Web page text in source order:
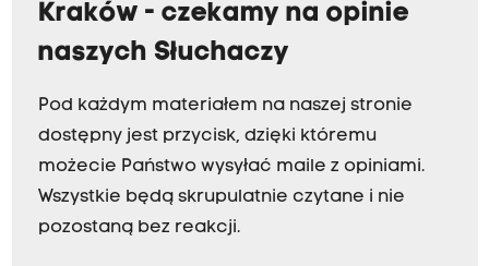
Kraków - czekamy na opinie
naszych Słuchaczy
Pod każdym materiałem na naszej stronie
dostępny jest przycisk, dzięki któremu
możecie Państwo wysyłać maile z opiniami.
Wszystkie będą skrupulatnie czytane i nie
pozostaną bez reakcji.